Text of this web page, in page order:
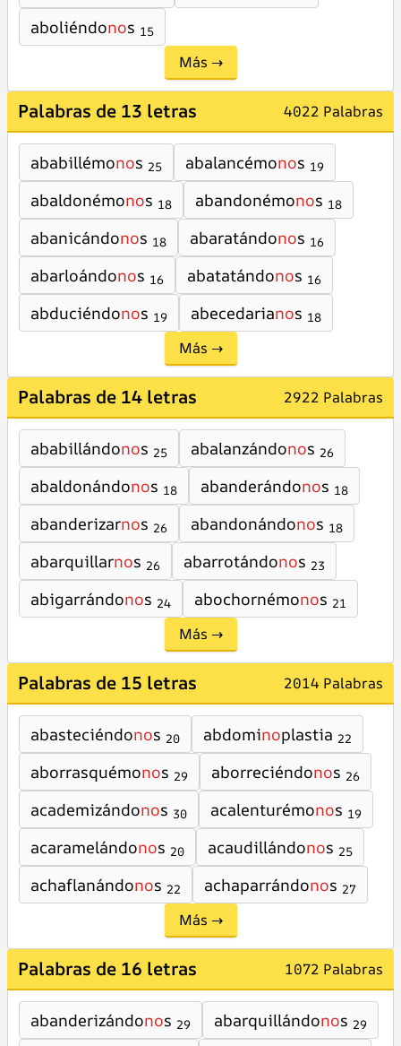
aboliéndonos 15
Más →
Palabras de 13 letras 4022 Palabras
ababillémonos 25 abalancémonos 19
abaldonémonos 18 abandonémonos 18
abanicándonos 18 abaratándonos 16
abarloándonos 16 abatatándonos 16
abduciéndonos 19 abecedarianos 18
Más →
Palabras de 14 letras 2922 Palabras
ababillándonos 25 abalanzándonos 26
abaldonándonos 18 abanderándonos 18
abanderizarnos 26 abandonándonos 18
abarquillarnos 26 abarrotándonos 23
abigarrándonos 24 abochornémonos 21
Más →
Palabras de 15 letras 2014 Palabras
abasteciéndonos 20 abdominoplastia 22
aborrasquémonos 29 aborreciéndonos 26
academizándonos 30 acalenturémonos 19
acaramelándonos 20 acaudillándonos 25
achaflanándonos 22 achaparrándonos 27
Más →
Palabras de 16 letras 1072 Palabras
abanderizándonos 29 abarquillándonos 29